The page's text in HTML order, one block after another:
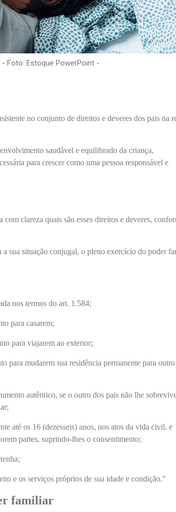
- Foto: Estoque PowerPoint -
no conjunto de direitos e deveres dos pais na
saudável e equilibrado da criança,
para crescer como uma pessoa responsável e
com clareza quais são esses direitos e deveres,
a sua situação conjugal, o pleno exercício do poder
nos termos do art. 1.584;
para casarem;
para viajarem ao exterior;
para mudarem sua residência permanente para outro
autêntico, se o outro dos pais não lhe
até os 16 (dezesseis) anos, nos atos da vida civil, e
partes, suprindo-lhes o consentimento;
e os serviços próprios de sua idade e condição."
familiar